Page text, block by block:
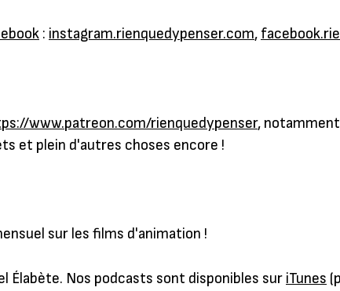
: instagram.rienquedypenser.com,
www.patreon.com/rienquedypenser,
et plein d'autres choses encore !
sur les films d'animation !
Élabète. Nos podcasts sont disponibles sur iTunes